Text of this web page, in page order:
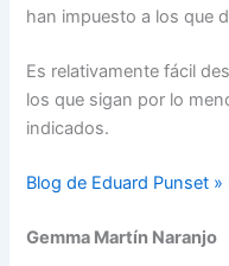
han impuesto a los que
Es relativamente fácil
los que sigan por lo
indicados.
Blog de Eduard Punset
Gemma Martín Naranjo